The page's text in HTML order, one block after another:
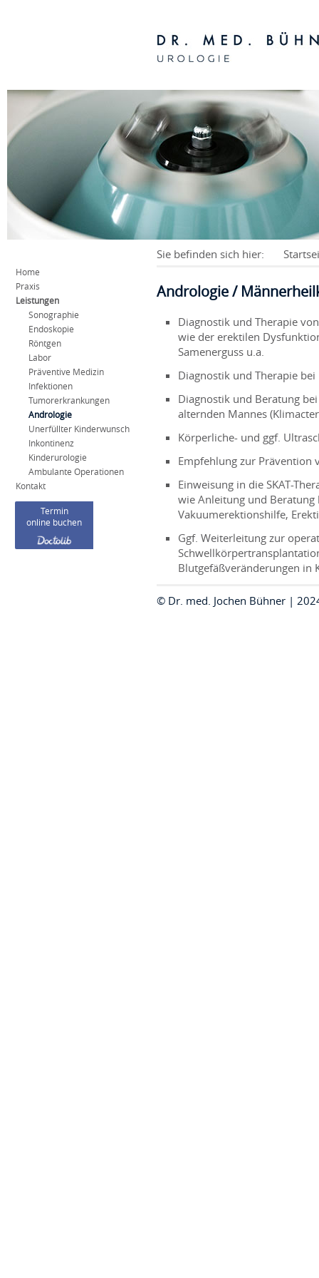
Home
Praxis
Leistungen
Sonographie
Endoskopie
Röntgen
Labor
Präventive Medizin
Infektionen
Tumorerkrankungen
Andrologie
Unerfüllter Kinderwunsch
Inkontinenz
Kinderurologie
Ambulante Operationen
Kontakt
Termin
online buchen
Sie befinden sich hier:
Andrologie /
Diagnostik und Therapie
wie der erektilen
Samenerguss u.a.
Diagnostik und Therapie
Diagnostik und Beratung
alternden Mannes
Körperliche- und ggf.
Empfehlung zur Prävention
Einweisung in die SKAT-
wie Anleitung und
Vakuumerektionshilfe,
Ggf. Weiterleitung zur
Blutgefäßveränderungen in
© Dr. med. Jochen Bühner |